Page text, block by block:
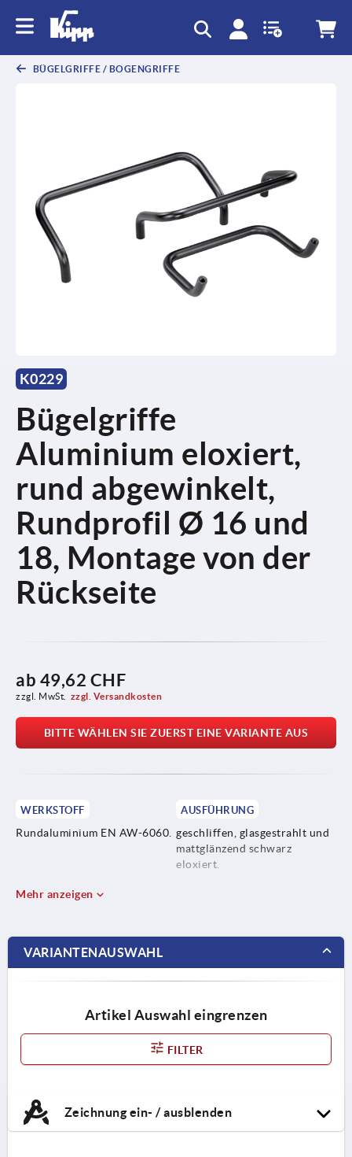
BÜGELGRIFFE / BOGENGRIFFE
K0229
Bügelgriffe
Aluminium eloxiert,
rund abgewinkelt,
Rundprofil Ø 16 und
18, Montage von der
Rückseite
ab 49,62 CHF
zzgl. MwSt. zzgl. Versandkosten
BITTE WÄHLEN SIE ZUERST EINE VARIANTE AUS
WERKSTOFF
Rundaluminium EN AW-6060.
AUSFÜHRUNG
geschliffen, glasgestrahlt und
mattglänzend schwarz
eloxiert.
Mehr anzeigen
VARIANTENAUSWAHL
Artikel Auswahl eingrenzen
FILTER
Zeichnung ein- / ausblenden